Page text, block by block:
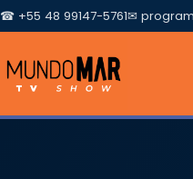
☎ +55 48 99147-5761✉